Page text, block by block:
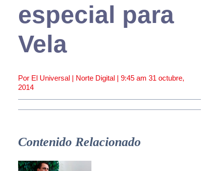
especial para
Vela
Por El Universal | Norte Digital | 9:45 am 31 octubre,
2014
Contenido Relacionado